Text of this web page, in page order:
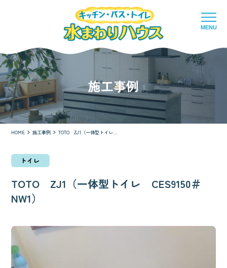
施工事例
HOME 施工事例 TOTO ZJ1（一体型トイレ CES9150＃NW1）
トイレ
TOTO ZJ1（一体型トイレ CES9150＃
NW1）
MENU